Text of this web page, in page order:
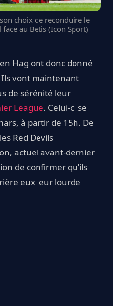
choix de reconduire le
au Betis (Icon Sport)
Hag ont donc donné
vont maintenant
de sérénité leur
League. Celui-ci se
à partir de 15h. De
Red Devils
actuel avant-dernier
de confirmer qu’ils
eux leur lourde